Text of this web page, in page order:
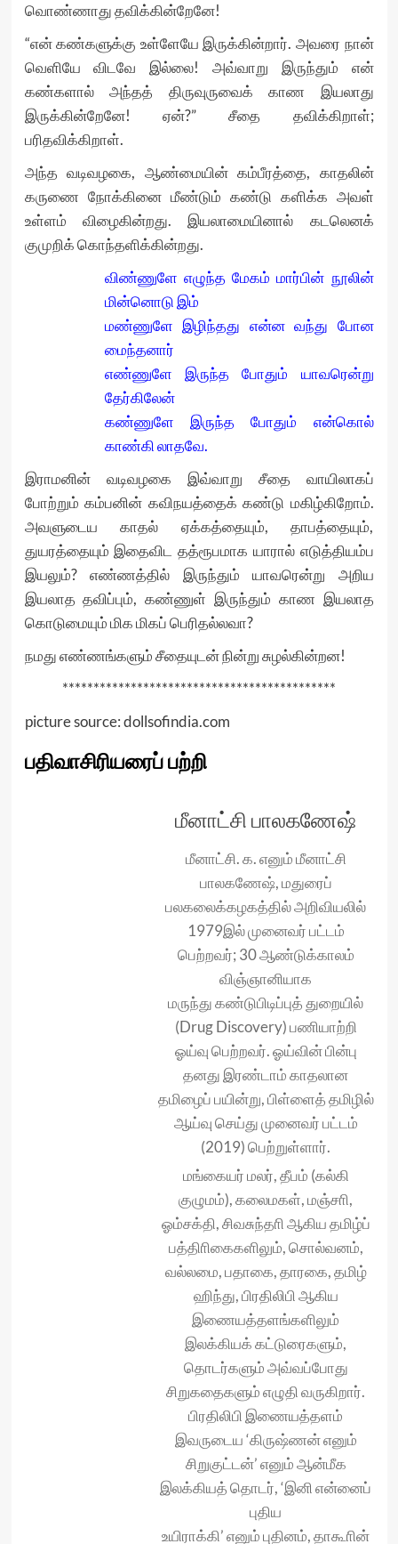
வொண்ணாது தவிக்கின்றேனே!
“என் கண்களுக்கு உள்ளேயே இருக்கின்றார். அவரை நான்
வெளியே விடவே இல்லை! அவ்வாறு இருந்தும் என்
கண்களால் அந்தத் திருவுருவைக் காண இயலாது
இருக்கின்றேனே! ஏன்?” சீதை தவிக்கிறாள்;
பரிதவிக்கிறாள்.
அந்த வடிவழகை, ஆண்மையின் கம்பீரத்தை, காதலின்
கருணை நோக்கினை மீண்டும் கண்டு களிக்க அவள்
உள்ளம் விழைகின்றது. இயலாமையினால் கடலெனக்
குமுறிக் கொந்தளிக்கின்றது.
விண்ணுளே எழுந்த மேகம் மார்பின் நூலின்
மின்னொடு இம்
மண்ணுளே இழிந்தது என்ன வந்து போன
மைந்தனார்
எண்ணுளே இருந்த போதும் யாவரென்று
தேர்கிலேன்
கண்ணுளே இருந்த போதும் என்கொல்
காண்கி லாதவே.
இராமனின் வடிவழகை இவ்வாறு சீதை வாயிலாகப்
போற்றும் கம்பனின் கவிநயத்தைக் கண்டு மகிழ்கிறோம்.
அவளுடைய காதல் ஏக்கத்தையும், தாபத்தையும்,
துயரத்தையும் இதைவிட தத்ரூபமாக யாரால் எடுத்தியம்ப
இயலும்? எண்ணத்தில் இருந்தும் யாவரென்று அறிய
இயலாத தவிப்பும், கண்ணுள் இருந்தும் காண இயலாத
கொடுமையும் மிக மிகப் பெரிதல்லவா?
நமது எண்ணங்களும் சீதையுடன் நின்று சுழல்கின்றன!
********************************************
picture source: dollsofindia.com
பதிவாசிரியரைப் பற்றி
மீனாட்சி பாலகணேஷ்
மீனாட்சி. க. எனும் மீனாட்சி
பாலகணேஷ், மதுரைப்
பலகலைக்கழகத்தில் அறிவியலில்
1979இல் முனைவர் பட்டம்
பெற்றவர்; 30 ஆண்டுக்காலம்
விஞ்ஞானியாக
மருந்து கண்டுபிடிப்புத் துறையில்
(Drug Discovery) பணியாற்றி
ஓய்வு பெற்றவர். ஓய்வின் பின்பு
தனது இரண்டாம் காதலான
தமிழைப் பயின்று, பிள்ளைத் தமிழில்
ஆய்வு செய்து முனைவர் பட்டம்
(2019) பெற்றுள்ளார்.
மங்கையர் மலர், தீபம் (கல்கி
குழுமம்), கலைமகள், மஞ்சாி,
ஓம்சக்தி, சிவசுந்தாி ஆகிய தமிழ்ப்
பத்திாிகைகளிலும், சொல்வனம்,
வல்லமை, பதாகை, தாரகை, தமிழ்
ஹிந்து, பிரதிலிபி ஆகிய
இணையத்தளங்களிலும்
இலக்கியக் கட்டுரைகளும்,
தொடர்களும் அவ்வப்போது
சிறுகதைகளும் எழுதி வருகிறார்.
பிரதிலிபி இணையத்தளம்
இவருடைய ‘கிருஷ்ணன் எனும்
சிறுகுட்டன்’ எனும் ஆன்மீக
இலக்கியத் தொடர், ‘இனி என்னைப்
புதிய
உயிராக்கி’ எனும் புதினம், தாகூாின்